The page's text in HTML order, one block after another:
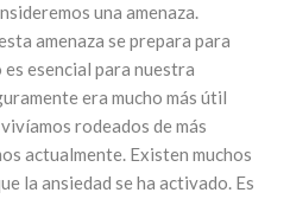
una amenaza.
amenaza se prepara para
esencial para nuestra
era mucho más útil
rodeados de más
actualmente. Existen muchos
la ansiedad se ha activado. Es